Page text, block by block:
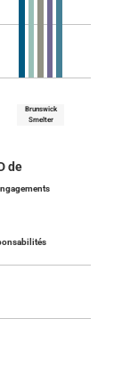
Brunswick
Smelter
de